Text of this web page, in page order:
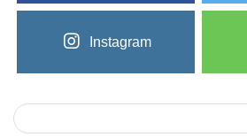
Instagram